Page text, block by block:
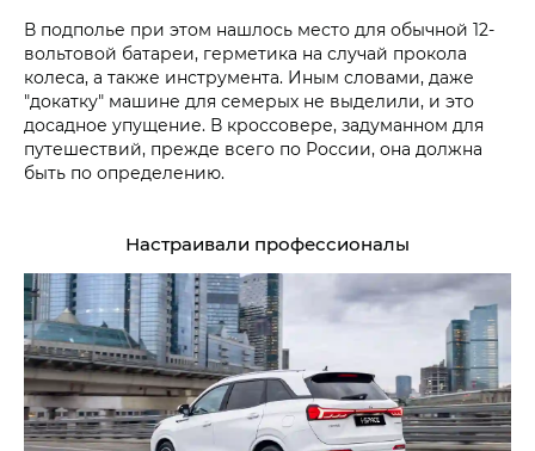
В подполье при этом нашлось место для обычной 12-
вольтовой батареи, герметика на случай прокола
колеса, а также инструмента. Иным словами, даже
"докатку" машине для семерых не выделили, и это
досадное упущение. В кроссовере, задуманном для
путешествий, прежде всего по России, она должна
быть по определению.
Настраивали профессионалы